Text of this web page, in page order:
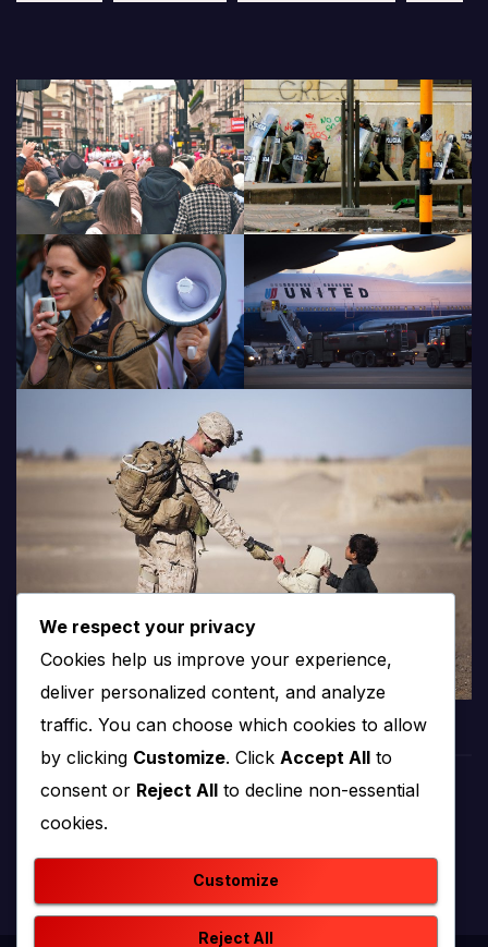
produkcija i emitiranje tv programa
We respect your privacy
Cookies help us improve your experience,
deliver personalized content, and analyze
traffic. You can choose which cookies to allow
by clicking Customize. Click Accept All to
consent or Reject All to decline non-essential
cookies.
Customize
Reject All